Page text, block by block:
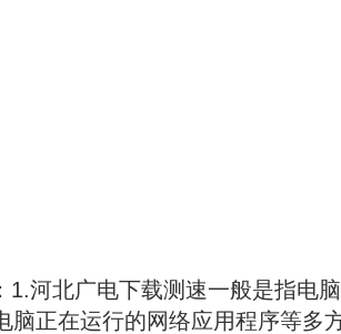
：1.河北广电下载测速一般是指电
脑正在运行的网络应用程序等多